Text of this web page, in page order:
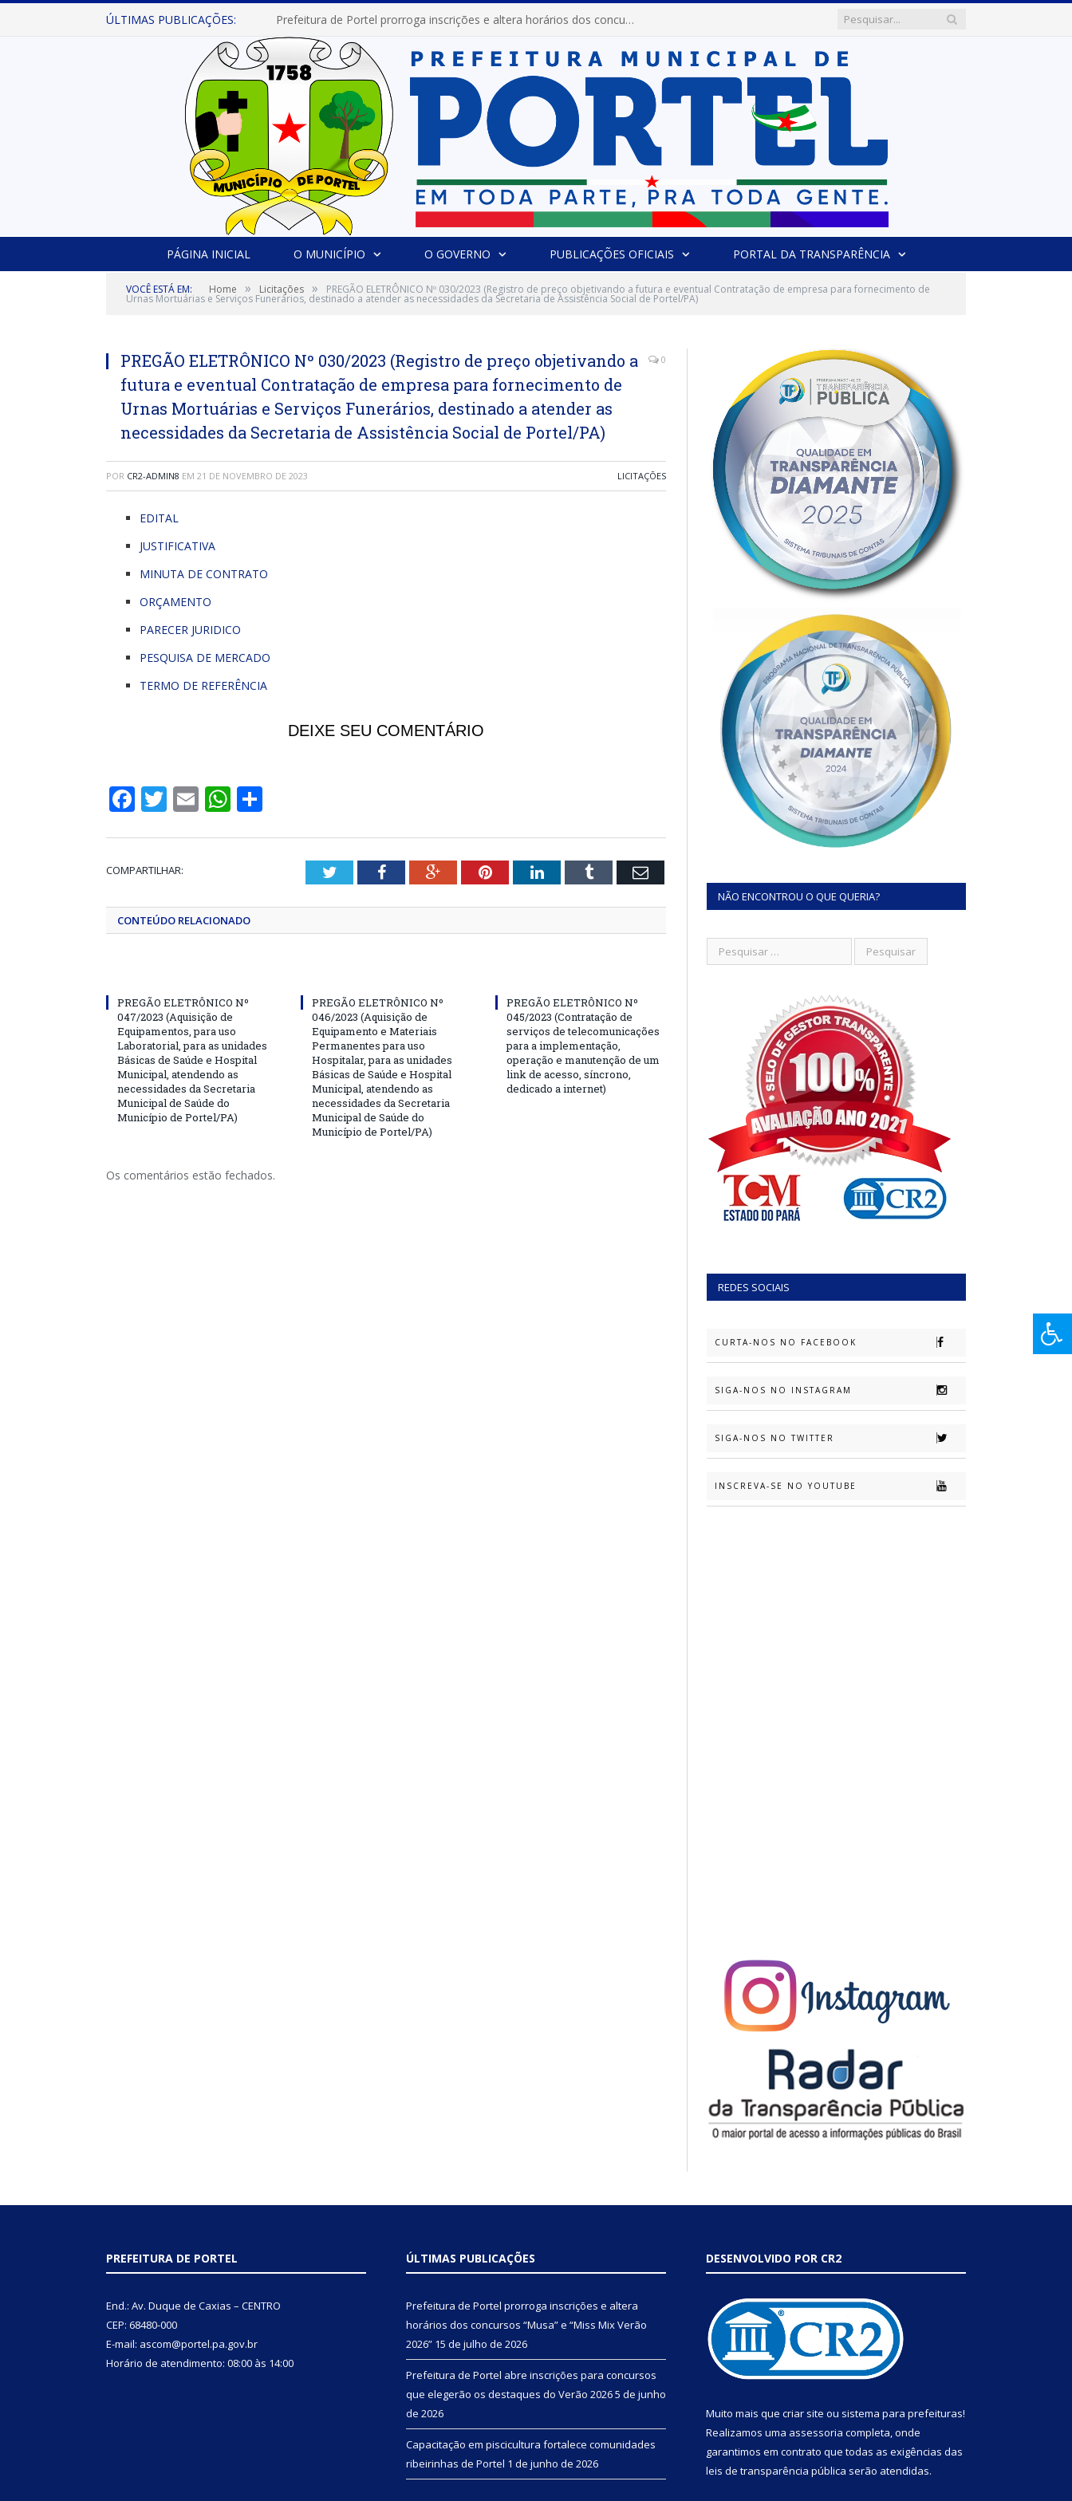
ÚLTIMAS PUBLICAÇÕES: Prefeitura de Portel prorroga inscrições e altera horários dos concursos “Musa” e “Miss Mix Verão 2026”
PÁGINA INICIAL O MUNICÍPIO O GOVERNO PUBLICAÇÕES OFICIAIS PORTAL DA TRANSPARÊNCIA
VOCÊ ESTÁ EM: Home » Licitações » PREGÃO ELETRÔNICO Nº 030/2023 (Registro de preço objetivando a futura e eventual Contratação de empresa para fornecimento de
Urnas Mortuárias e Serviços Funerários, destinado a atender as necessidades da Secretaria de Assistência Social de Portel/PA)
PREGÃO ELETRÔNICO Nº 030/2023 (Registro de preço objetivando a
futura e eventual Contratação de empresa para fornecimento de
Urnas Mortuárias e Serviços Funerários, destinado a atender as
necessidades da Secretaria de Assistência Social de Portel/PA)
0
POR CR2-ADMIN8 EM 21 DE NOVEMBRO DE 2023 LICITAÇÕES
EDITAL
JUSTIFICATIVA
MINUTA DE CONTRATO
ORÇAMENTO
PARECER JURIDICO
PESQUISA DE MERCADO
TERMO DE REFERÊNCIA
DEIXE SEU COMENTÁRIO
Facebook
Twitter
EmailWhatsApp
COMPARTILHAR: TwitterFacebookGoogle+PinterestLinkedInTumblr Email
CONTEÚDO RELACIONADO
PREGÃO ELETRÔNICO Nº
047/2023 (Aquisição de
Equipamentos, para uso
Laboratorial, para as unidades
Básicas de Saúde e Hospital
Municipal, atendendo as
necessidades da Secretaria
Municipal de Saúde do
Município de Portel/PA)
PREGÃO ELETRÔNICO Nº
046/2023 (Aquisição de
Equipamento e Materiais
Permanentes para uso
Hospitalar, para as unidades
Básicas de Saúde e Hospital
Municipal, atendendo as
necessidades da Secretaria
Municipal de Saúde do
Município de Portel/PA)
PREGÃO ELETRÔNICO Nº
045/2023 (Contratação de
serviços de telecomunicações
para a implementação,
operação e manutenção de um
link de acesso, síncrono,
dedicado a internet)
Os comentários estão fechados.
NÃO ENCONTROU O QUE QUERIA?
REDES SOCIAIS
CURTA-NOS NO FACEBOOK
SIGA-NOS NO INSTAGRAM
SIGA-NOS NO TWITTER
INSCREVA-SE NO YOUTUBE
PREFEITURA DE PORTEL
End.: Av. Duque de Caxias – CENTRO
CEP: 68480-000
E-mail: ascom@portel.pa.gov.br
Horário de atendimento: 08:00 às 14:00
ÚLTIMAS PUBLICAÇÕES
Prefeitura de Portel prorroga inscrições e altera
horários dos concursos “Musa” e “Miss Mix Verão
2026” 15 de julho de 2026
Prefeitura de Portel abre inscrições para concursos
que elegerão os destaques do Verão 20265 de junho
de 2026
Capacitação em piscicultura fortalece comunidades
ribeirinhas de Portel 1 de junho de 2026
DESENVOLVIDO POR CR2
Muito mais que criar site ou sistema para prefeituras!
Realizamos uma assessoria completa, onde
garantimos em contrato que todas as exigências das
leis de transparência pública serão atendidas.